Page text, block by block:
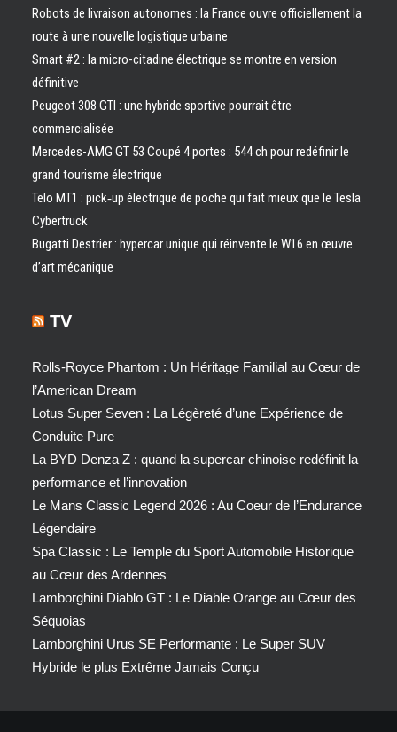
Robots de livraison autonomes : la France ouvre officiellement la
route à une nouvelle logistique urbaine
Smart #2 : la micro-citadine électrique se montre en version
définitive
Peugeot 308 GTI : une hybride sportive pourrait être
commercialisée
Mercedes-AMG GT 53 Coupé 4 portes : 544 ch pour redéfinir le
grand tourisme électrique
Telo MT1 : pick‑up électrique de poche qui fait mieux que le Tesla
Cybertruck
Bugatti Destrier : hypercar unique qui réinvente le W16 en œuvre
d’art mécanique
TV
Rolls-Royce Phantom : Un Héritage Familial au Cœur de
l’American Dream
Lotus Super Seven : La Légèreté d’une Expérience de
Conduite Pure
La BYD Denza Z : quand la supercar chinoise redéfinit la
performance et l’innovation
Le Mans Classic Legend 2026 : Au Coeur de l’Endurance
Légendaire
Spa Classic : Le Temple du Sport Automobile Historique
au Cœur des Ardennes
Lamborghini Diablo GT : Le Diable Orange au Cœur des
Séquoias
Lamborghini Urus SE Performante : Le Super SUV
Hybride le plus Extrême Jamais Conçu